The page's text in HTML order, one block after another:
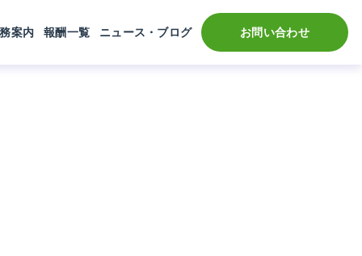
案内 報酬一覧 ニュース・ブログ お問い合わせ